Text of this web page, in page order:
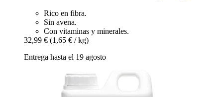
Rico en fibra.
Sin avena.
Con vitaminas y minerales.
32,99 € (1,65 € / kg)
Entrega hasta el 19 agosto